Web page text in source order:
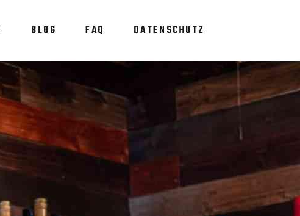
BLOG FAQ DATENSCHUTZ